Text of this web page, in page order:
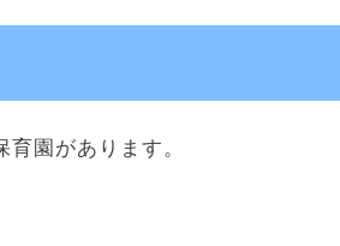
園があります。